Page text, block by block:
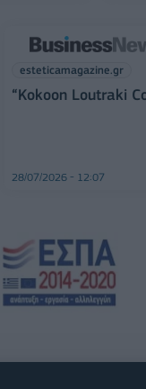
esteticamagazine.gr
“Kokoon Loutraki
28/07/2026 - 12:07